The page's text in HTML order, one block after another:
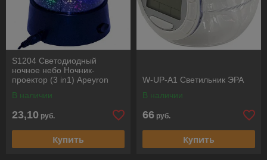
S1204 Светодиодный
ночное небо Ночник-
проектор (3 in1) Apeyron
В наличии
23,10 руб.
Купить
W-UP-A1 Светильник ЭРА
В наличии
66 руб.
Купить